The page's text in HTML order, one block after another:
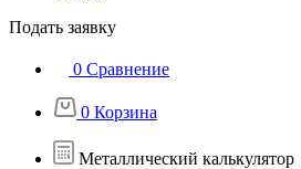
Подать заявку
0 Сравнение
0 Корзина
Металлический калькулятор